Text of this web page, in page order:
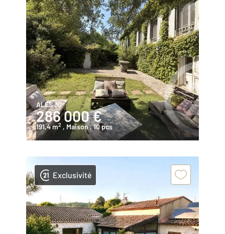
ALES 30
286 000 €
191,4 m2 , Maison, 10 pcs
Exclusivité